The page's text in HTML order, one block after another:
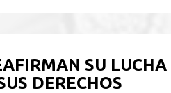
SU LUCHA
DERECHOS